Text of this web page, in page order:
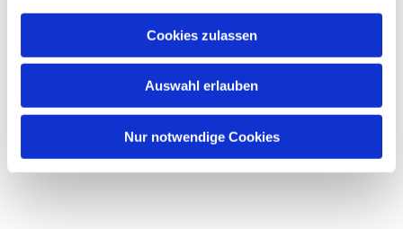
Cookies zulassen
Auswahl erlauben
Nur notwendige Cookies